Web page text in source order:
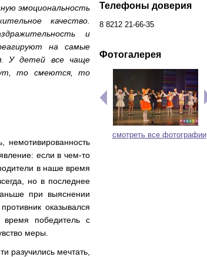
эмоциональность
качество.
и
на самые
У детей все чаще
то смеются, то
немотивированность
если в чем-то
в наше время
но в последнее
при выяснении
оказывался
победитель с
меры.
разучились мечтать,
Телефоны доверия
8 8212 21-66-35
Фотогалерея
смотреть все фотографии